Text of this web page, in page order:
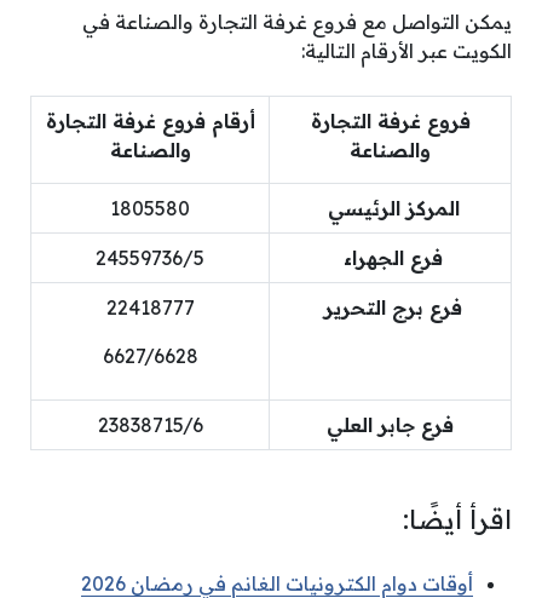
يمكن التواصل مع فروع غرفة التجارة والصناعة في
الكويت عبر الأرقام التالية:
فروع غرفة التجارة
والصناعة
أرقام فروع غرفة التجارة
والصناعة
المركز الرئيسي 1805580
فرع الجهراء 24559736/5
فرع برج التحرير
22418777
6627/6628
فرع جابر العلي 23838715/6
اقرأ أيضًا:
أوقات دوام الكترونيات الغانم في رمضان 2026